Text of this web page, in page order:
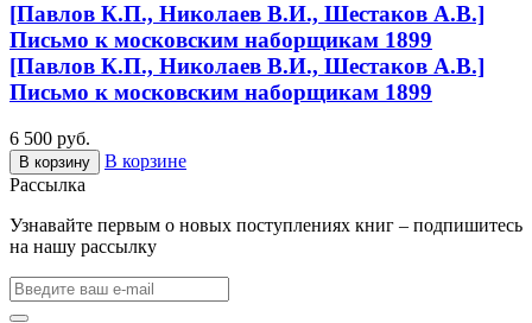
[Павлов К.П., Николаев В.И., Шестаков А.В.]
Письмо к московским наборщикам 1899
[Павлов К.П., Николаев В.И., Шестаков А.В.]
Письмо к московским наборщикам 1899
6 500 руб.
В корзину
В корзине
Рассылка
Узнавайте первым о новых поступлениях книг – подпишитесь
на нашу рассылку